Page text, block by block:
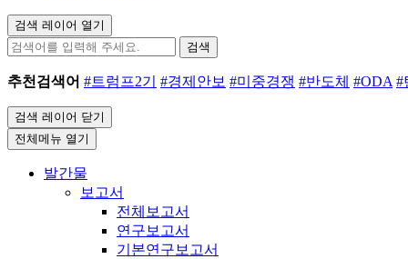
검색 레이어 열기
검색
추천검색어 #트럼프2기 #경제안보 #미중경쟁 #반도체 #ODA #
검색 레이어 닫기
전체메뉴 열기
발간물
보고서
전체보고서
연구보고서
기본연구보고서